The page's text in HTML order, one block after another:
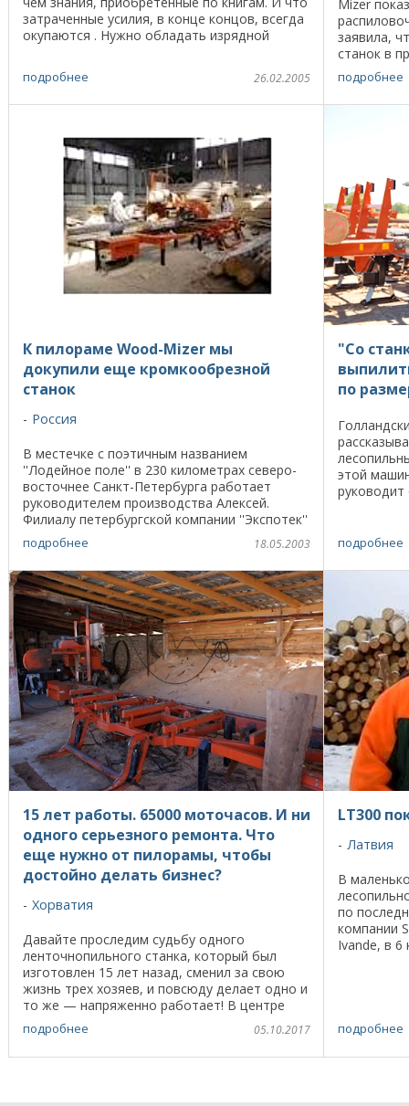
затраченные усилия, в конце концов, всегда
окупаются . Нужно обладать изрядной
себе на ...
подробнее 26.02.2005
Mizer
заявила,
станок в
готового
подробнее
К пилораме Wood-Mizer мы
докупили еще кромкообрезной
станок
Россия
В местечке с поэтичным названием
''Лодейное поле'' в 230 километрах северо-
восточнее Санкт-Петербурга работает
руководителем производства Алексей.
Филиалу петербургской компании ''Экспотек''
нет еще и двух лет. Цель создания
предприятия – ...
подробнее 18.05.2003
"Со
по
этой
руководит
подробнее
15 лет работы. 65000 моточасов. И ни
одного серьезного ремонта. Что
еще нужно от пилорамы, чтобы
достойно делать бизнес?
Хорватия
Давайте проследим судьбу одного
ленточнопильного станка, который был
изготовлен 15 лет назад, сменил за свою
жизнь трех хозяев, и повсюду делает одно и
то же — напряженно работает! В центре
нашей истории - ленточная пилорама Wood-
Mizer LT40, и ...
подробнее 05.10.2017
LT300
Латвия
В
по
компании
Ivande, в
подробнее